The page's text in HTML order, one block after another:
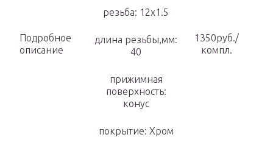
Подробное
описание
резьба: 12х1.5
длина резьбы,мм:
40
прижимная
поверхность:
конус
покрытие: Хром
1350руб./
компл.